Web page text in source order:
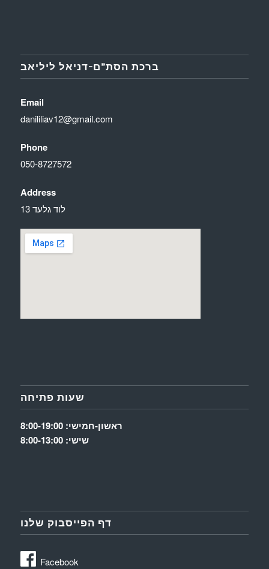
ברכת הסת”ם-דניאל ליליאב
Email
danililiav12@gmail.com
Phone
050-8727572
Address
לוד גלעד 13
שעות פתיחה
ראשון-חמישי: 8:00-19:00
שישי: 8:00-13:00
דף הפייסבוק שלנו
Facebook